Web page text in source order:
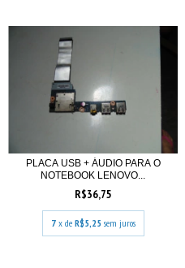
PLACA USB + ÁUDIO PARA O
NOTEBOOK LENOVO...
R$36,75
7 x de R$5,25 sem juros